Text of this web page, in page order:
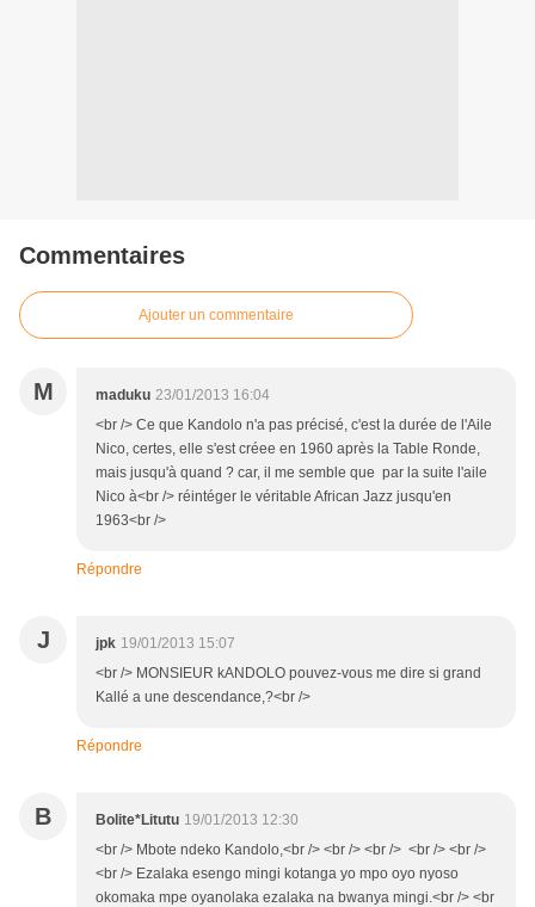
Commentaires
Ajouter un commentaire
M maduku 23/01/2013 16:04
<br /> Ce que Kandolo n'a pas précisé, c'est la durée de l'Aile
Nico, certes, elle s'est créee en 1960 après la Table Ronde,
mais jusqu'à quand ? car, il me semble que par la suite l'aile
Nico à<br /> réintéger le véritable African Jazz jusqu'en
1963<br />
Répondre
J jpk 19/01/2013 15:07
<br /> MONSIEUR kANDOLO pouvez-vous me dire si grand
Kallé a une descendance,?<br />
Répondre
B Bolite*Litutu 19/01/2013 12:30
<br /> Mbote ndeko Kandolo,<br /> <br /> <br /> <br /> <br />
<br /> Ezalaka esengo mingi kotanga yo mpo oyo nyoso
okomaka mpe oyanolaka ezalaka na bwanya mingi.<br /> <br